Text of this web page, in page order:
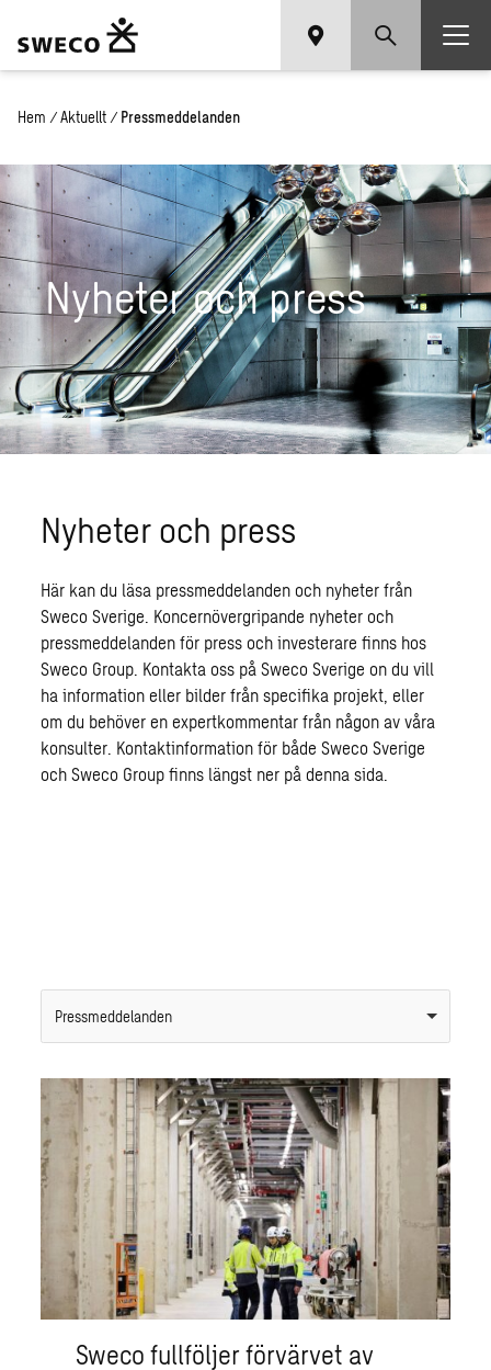
Hem / Aktuellt / Pressmeddelanden
Nyheter och press
Nyheter och press
Här kan du läsa pressmeddelanden och nyheter från
Sweco Sverige. Koncernövergripande nyheter och
pressmeddelanden för press och investerare finns hos
Sweco Group. Kontakta oss på Sweco Sverige on du vill
ha information eller bilder från specifika projekt, eller
om du behöver en expertkommentar från någon av våra
konsulter. Kontaktinformation för både Sweco Sverige
och Sweco Group finns längst ner på denna sida.
Pressmeddelanden
Sweco fullföljer förvärvet av